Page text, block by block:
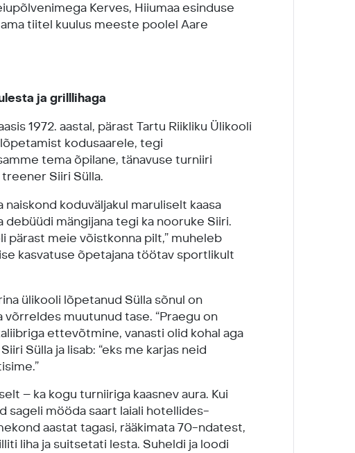
Kerves, Hiiumaa esinduse
tiitel kuulus meeste poolel Aare
ja grilllihaga
1972. aastal, pärast Tartu Riikliku Ülikooli
kodusaarele, tegi
tema õpilane, tänavuse turniiri
Siiri Sülla.
naiskond koduväljakul maruliselt kaasa
mängijana tegi ka nooruke Siiri.
pärast meie võistkonna pilt,” muheleb
kasvatuse õpetajana töötav sportlikult
ülikooli lõpetanud Sülla sõnul on
muutunud tase. “Praegu on
ettevõtmine, vanasti olid kohal aga
Sülla ja lisab: “eks me karjas neid
– ka kogu turniiriga kaasnev aura. Kui
sageli mööda saart laiali hotellides-
aastat tagasi, rääkimata 70-ndatest,
liha ja suitsetati lesta. Suheldi ja loodi